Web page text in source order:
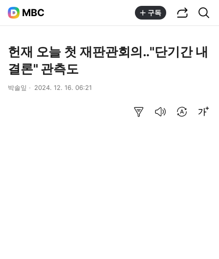
MBC 구독
헌재 오늘 첫 재판관회의‥"단기간 내
결론" 관측도
박솔잎 2024. 12. 16. 06:21